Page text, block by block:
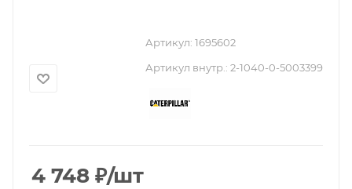
Артикул: 1695602
Артикул внутр.: 2-1040-0-5003399
4 748 ₽/шт